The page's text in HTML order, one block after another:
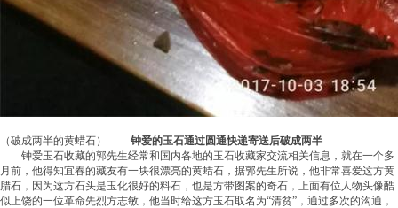
（破成两半的黄蜡石） 钟爱的玉石通过圆通快递寄送后破成两半
钟爱玉石收藏的郭先生经常和国内各地的玉石收藏家交流相关信息，就在一个多
月前，他得知宜春的藏友有一块很漂亮的黄蜡石，据郭先生所说，他非常喜爱这方黄
腊石，因为这方石头是玉化很好的料石，也是方带图案的奇石，上面有位人物头像酷
似上饶的一位革命先烈方志敏，他当时给这方玉石取名为“清贫”，通过多次的沟通，